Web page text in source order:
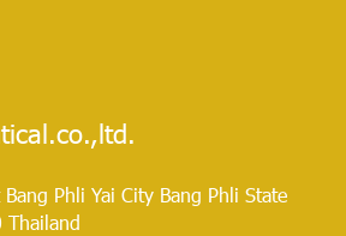
Phli Yai City Bang Phli State
Thailand